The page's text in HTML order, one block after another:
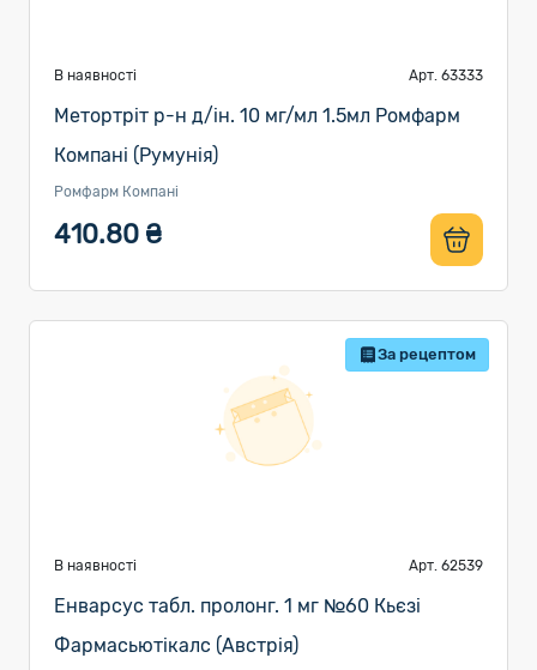
В наявності Арт. 63333
Метортріт р-н д/ін. 10 мг/мл 1.5мл Ромфарм
Компані (Румунія)
Ромфарм Компані
410.80 ₴
За рецептом
В наявності Арт. 62539
Енварсус табл. пролонг. 1 мг №60 Кьєзі
Фармасьютікалс (Австрія)